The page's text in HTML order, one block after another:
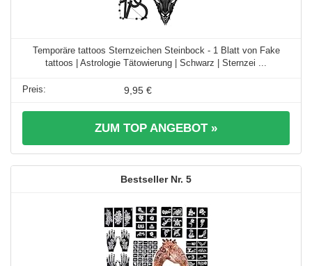
Temporäre tattoos Sternzeichen Steinbock - 1 Blatt von Fake
tattoos | Astrologie Tätowierung | Schwarz | Sternzei ...
9,95 €
ZUM TOP ANGEBOT »
5